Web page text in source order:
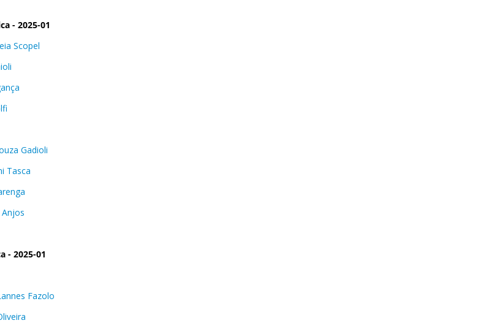
- 2025-01
Scopel
Gadioli
Tasca
- 2025-01
Fazolo